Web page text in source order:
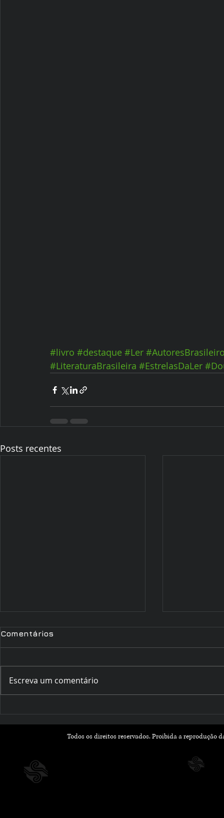
#livro #destaque #Ler
#LiteraturaBrasileira #EstrelasDaLer
Posts recentes
Leves e Apaixonantes
para a Nova Estação
Inspiram
Comentários
Escreva um comentário
Todos os direitos reservados. Proibida a reprodução